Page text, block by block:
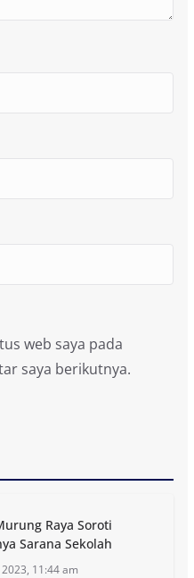
web saya pada
saya berikutnya.
Raya Soroti
Sarana Sekolah
2023, 11:44 am